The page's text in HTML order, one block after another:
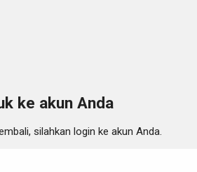
ke akun Anda
silahkan login ke akun Anda.